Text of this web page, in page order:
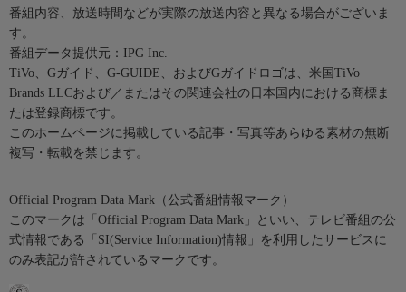
番組内容、放送時間などが実際の放送内容と異なる場合がございま
す。
番組データ提供元：IPG Inc.
TiVo、Gガイド、G-GUIDE、およびGガイドロゴは、米国TiVo
Brands LLCおよび／またはその関連会社の日本国内における商標ま
たは登録商標です。
このホームページに掲載している記事・写真等あらゆる素材の無断
複写・転載を禁じます。
Official Program Data Mark（公式番組情報マーク）
このマークは「Official Program Data Mark」といい、テレビ番組の公
式情報である「SI(Service Information)情報」を利用したサービスに
のみ表記が許されているマークです。